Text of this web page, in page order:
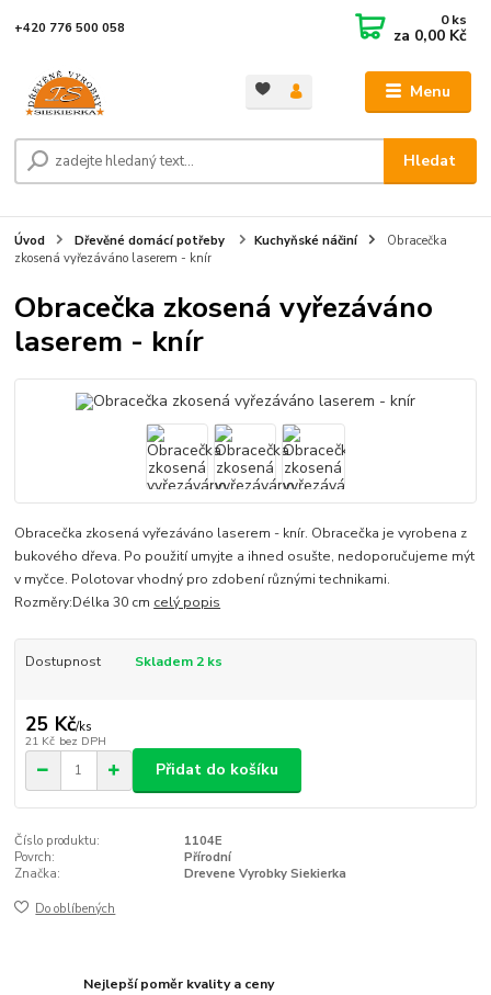
Menu
Hledat
+420 776 500 058 0ks
za 0,00 Kč
Úvod Dřevěné domácí potřeby Kuchyňské náčiní
Obracečka
zkosená vyřezáváno laserem - knír
Obracečka zkosená vyřezáváno
laserem - knír
Obracečka zkosená vyřezáváno laserem - knír. Obracečka je vyrobena z
bukového dřeva. Po použití umyjte a ihned osušte, nedoporučujeme mýt
v myčce. Polotovar vhodný pro zdobení různými technikami.
Rozměry:Délka 30 cm celý popis
Dostupnost Skladem 2 ks
25 Kč/ks
21 Kč bez DPH
Přidat do košíku
Číslo produktu:
1104E
Povrch:
Přírodní
Značka:
Drevene Vyrobky Siekierka
Do oblíbených
Nejlepší poměr kvality a ceny